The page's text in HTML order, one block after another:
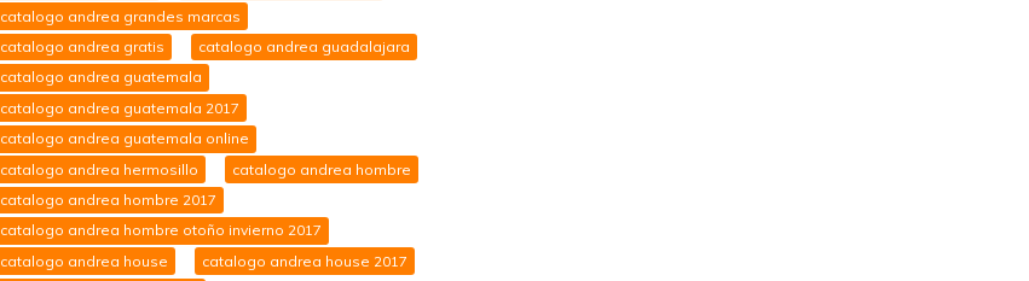
catalogo andrea grandes marcas
catalogo andrea gratis
catalogo andrea guadalajara
catalogo andrea guatemala
catalogo andrea guatemala 2017
catalogo andrea guatemala online
catalogo andrea hermosillo
catalogo andrea hombre
catalogo andrea hombre 2017
catalogo andrea hombre otoño invierno 2017
catalogo andrea house
catalogo andrea house 2017